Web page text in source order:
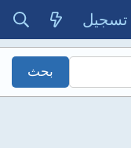
تسجيل